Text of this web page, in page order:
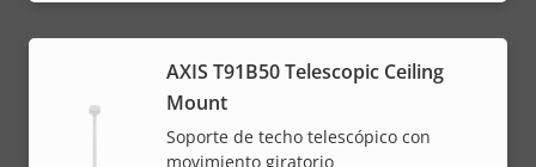
AXIS T91B50 Telescopic Ceiling
Mount
Soporte de techo telescópico con
movimiento giratorio